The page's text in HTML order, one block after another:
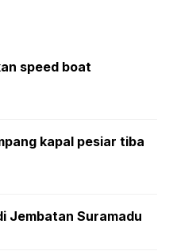
speed boat
kapal pesiar tiba
Jembatan Suramadu